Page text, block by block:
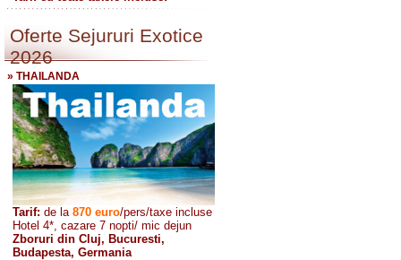
Oferte Sejururi Exotice
2026
» THAILANDA
Tarif: de la 870 euro/pers/taxe incluse
Hotel 4*, cazare 7 nopti/ mic dejun
Zboruri din Cluj, Bucuresti,
Budapesta, Germania